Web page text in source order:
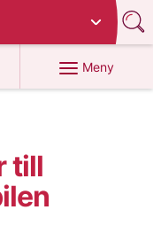
Meny
till